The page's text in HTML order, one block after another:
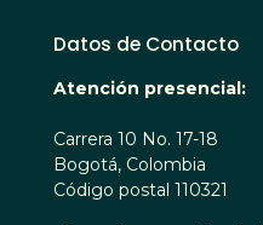
Datos de Contacto
Atención presencial:
Carrera 10 No. 17-18
Bogotá, Colombia
Código postal 110321